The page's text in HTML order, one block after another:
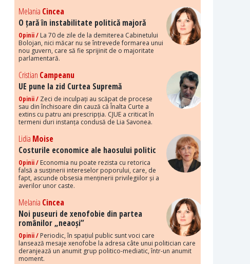
Melania Cincea
O țară în instabilitate politică majoră
Opinii / La 70 de zile de la demiterea Cabinetului
Bolojan, nici măcar nu se întrevede formarea unui
nou guvern, care să fie sprijinit de o majoritate
parlamentară.
Cristian Campeanu
UE pune la zid Curtea Supremă
Opinii / Zeci de inculpați au scăpat de procese
sau din închisoare din cauză că Înalta Curte a
extins cu patru ani prescripția. CJUE a criticat în
termeni duri instanța condusă de Lia Savonea.
Lidia Moise
Costurile economice ale haosului politic
Opinii / Economia nu poate rezista cu retorica
falsă a susținerii intereselor poporului, care, de
fapt, ascunde obsesia menținerii privilegiilor și a
averilor unor caste.
Melania Cincea
Noi puseuri de xenofobie din partea
românilor „neaoși”
Opinii / Periodic, în spațiul public sunt voci care
lansează mesaje xenofobe la adresa câte unui politician care
deranjează un anumit grup politico-mediatic, într-un anumit
moment.